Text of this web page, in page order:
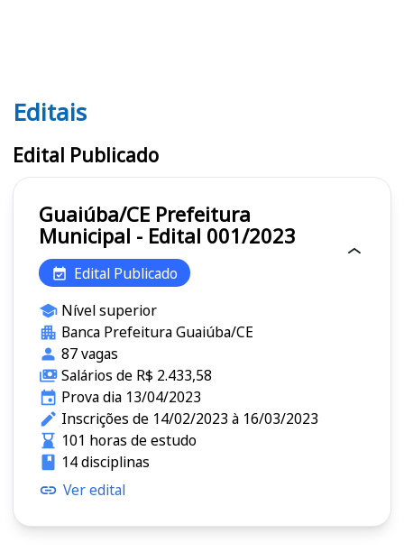
Editais
Editais
Edital Publicado
Guaiúba/CE Prefeitura
Municipal - Edital 001/2023
Edital Publicado
Nível superior
Banca Prefeitura Guaiúba/CE
87 vagas
Salários de R$ 2.433,58
Prova dia 13/04/2023
Inscrições de 14/02/2023 à 16/03/2023
101 horas de estudo
14 disciplinas
Ver edital